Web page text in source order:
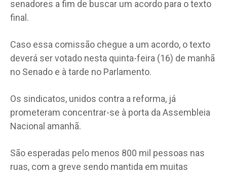
senadores a fim de buscar um acordo para o texto
final.
Caso essa comissão chegue a um acordo, o texto
deverá ser votado nesta quinta-feira (16) de manhã
no Senado e à tarde no Parlamento.
Os sindicatos, unidos contra a reforma, já
prometeram concentrar-se à porta da Assembleia
Nacional amanhã.
São esperadas pelo menos 800 mil pessoas nas
ruas, com a greve sendo mantida em muitas